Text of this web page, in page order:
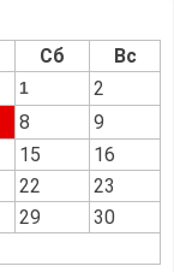
кузовному
ремонту
в
Санкт-
Петербурге
Сб Вс
1
2
8
9
15
16
22
23
29
30